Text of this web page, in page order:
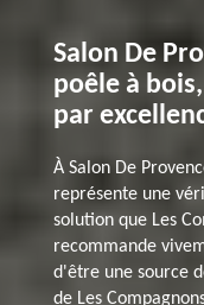
Salon De
poêle à
par
À Salon De
représente une
solution que Les
recommande
d'être une source
de Les